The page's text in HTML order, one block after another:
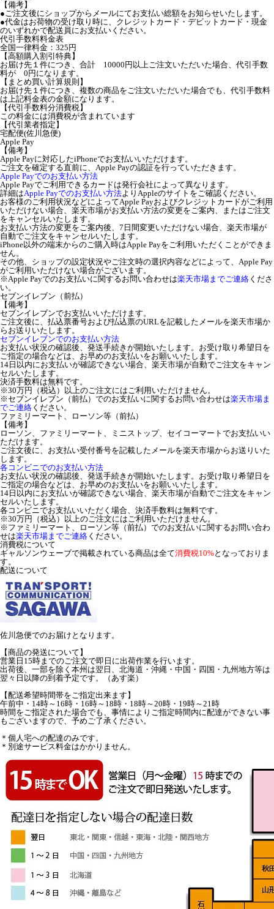
【備考】
●ご注文後にショップからメールにてお支払い総額をお知らせいたします。
●代金はお荷物の受け取り時に、クレジットカード・デビットカード・現金
のいずれかで配送員にお支払いください。
代引手数料料金表
全国一律料金：325円
【高額購入割引特典】
お届け先１件につき、合計 10000円以上ご注文いただいた場合、代引手数
料が 0円になります。
【まとめ買い計算規則】
お届け先１件につき、複数の商品をご注文いただいた場合でも、代引手数料
は上記料金表の金額になります。
【代引手数料分消費税】
この料金には消費税が含まれています
【代引業者指定】
宅配便(佐川急便)
Apple Pay
【備考】
Apple Payに対応したiPhoneでお支払いいただけます。
ご注文を確定する直前に、Apple Payの認証を行っていただきます。
Apple Payでのお支払い方法
Apple Payでご利用できるカードは発行会社によって異なります。
詳細はApple Payでのお支払い方法よりAppleのサイトをご確認ください。
お客様のご利用状況などによってApple Payおよびクレジットカードがご利用
いただけない場合、楽天市場がお支払い方法の変更をご案内、またはご注文
をキャンセルいたします。
お支払い方法の変更をご案内後、7日間変更いただけない場合、楽天市場が
自動でご注文をキャンセルいたします。
iPhone以外の端末からのご購入時はApple Payをご利用いただくことができま
せん。
その他、ショップの設定状況やご注文時の選択内容などによって、Apple Pay
がご利用いただけない場合がございます。
※Apple Payでのお支払いに関するお問い合わせは楽天市場までご連絡 くださ
い。
セブンイレブン（前払）
【備考】
セブンイレブンでお支払いいただけます。
ご注文後に、払込票番号および払込票のURLを記載したメールを楽天市場か
らお送りいたします。
セブンイレブンでのお支払い方法
お支払い状況の確認後、発送手続きが開始いたします。お受け取り希望日を
ご指定の場合などは、お早めのお支払いをお願いいたします。
14日以内にお支払いが確認できない場合、楽天市場が自動でご注文をキャン
セルいたします。
決済手数料は無料です。
※30万円（税込）以上のご注文にはご利用いただけません。
※セブンイレブン（前払）でのお支払いに関するお問い合わせは楽天市場ま
でご連絡 ください。
ファミリーマート、ローソン等（前払）
【備考】
ローソン、ファミリーマート、ミニストップ、セイコーマートでお支払いい
ただけます。
ご注文後に、お支払い受付番号を記載したメールを楽天市場からお送りいた
します。
各コンビニでのお支払い方法
お支払い状況の確認後、発送手続きが開始いたします。お受け取り希望日を
ご指定の場合などは、お早めのお支払いをお願いいたします。
14日以内にお支払いが確認できない場合、楽天市場が自動でご注文をキャン
セルいたします。
各コンビニでお支払いいただく場合、決済手数料は無料です。
※30万円（税込）以上のご注文にはご利用いただけません。
※ファミリーマート、ローソン等（前払）でのお支払いに関するお問い合わ
せは楽天市場までご連絡 ください。
消費税について
ギャルソンウェーブで掲載されている商品は全て消費税10%となっておりま
す。
配送について
佐川急便でのお届けとなります。
【商品の発送について】
営業日15時までのご注文で即日に出荷作業を行います。
出荷後、一部を除く本州は翌日、北海道・沖縄・中国・四国・九州地方等は
翌々日以降の到着予定です。（あす楽）
【配送希望時間帯をご指定出来ます】
午前中・14時～16時・16時～18時・18時～20時・19時～21時
時間をご指定された場合でも、事情によりご指定時間内に配達ができない事
もございますので、予めご了承ください。
＊個人宅への配達のみです。
＊別途サービス料金はかかりません。